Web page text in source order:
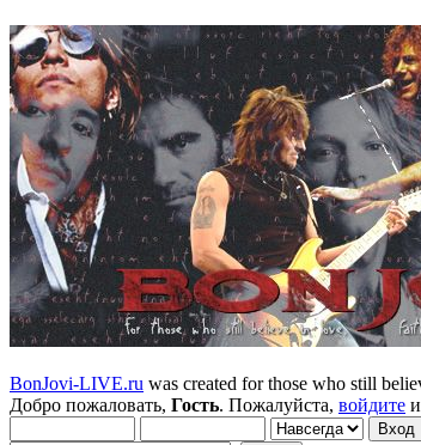
BonJovi-LIVE.ru was created for those who still
Добро пожаловать, Гость. Пожалуйста, войдите